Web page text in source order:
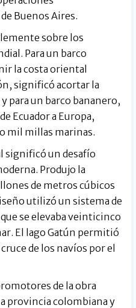
Buenos Aires.
sobre los
Para un barco
la costa oriental
significó acortar la
para un barco bananero,
Ecuador a Europa,
mil millas marinas.
significó un desafío
Produjo la
de metros cúbicos
utilizó un sistema de
se elevaba veinticinco
El lago Gatún permitió
de los navíos por el
de la obra
provincia colombiana y